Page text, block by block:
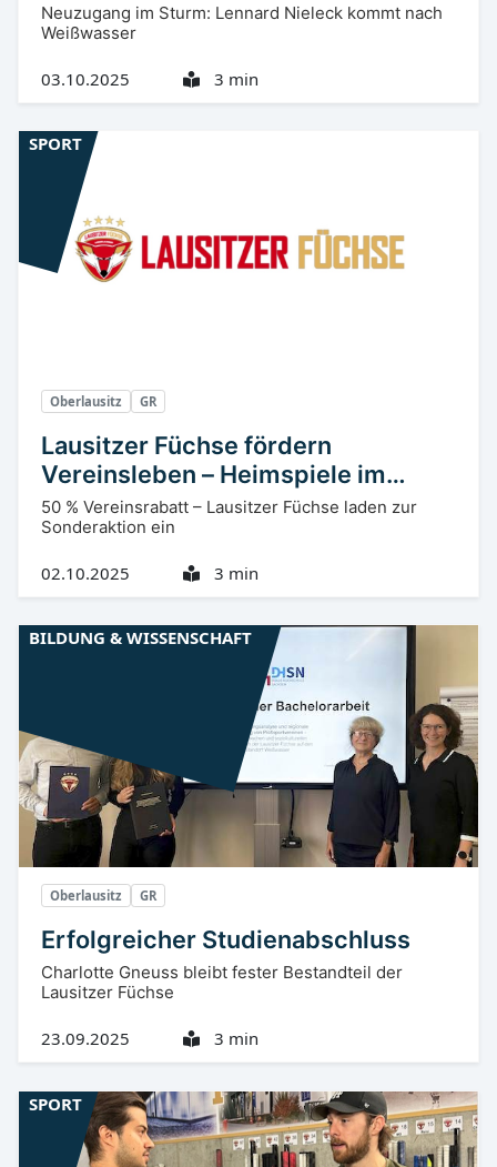
Neuzugang im Sturm: Lennard Nieleck kommt nach
Weißwasser
03.10.2025 3 min
Oberlausitz GR
Lausitzer Füchse fördern
Vereinsleben – Heimspiele im
Oktober mit Rabattaktion
50 % Vereinsrabatt – Lausitzer Füchse laden zur
Sonderaktion ein
02.10.2025 3 min
SPORT
Oberlausitz GR
Erfolgreicher Studienabschluss
Charlotte Gneuss bleibt fester Bestandteil der
Lausitzer Füchse
23.09.2025 3 min
BILDUNG & WISSENSCHAFT
SPORT